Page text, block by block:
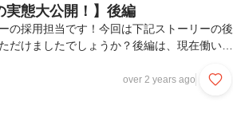
実態大公開！】後編
の採用担当です！今回は下記ストーリーの後
だけましたでしょうか？後編は、現在働いて
していただけたら幸いです。今回も、社内で
over 2 years ago